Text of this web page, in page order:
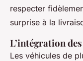
respecter
surprise à la
L’intégration
Les véhicules de